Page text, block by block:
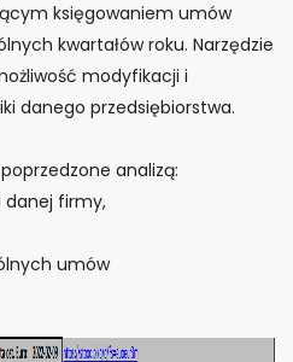
księgowaniem umów
kwartałów roku. Narzędzie
modyfikacji i
danego przedsiębiorstwa.
analizą:
danej firmy,
umów